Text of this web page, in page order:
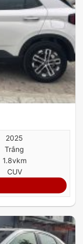
2025
Trắng
1.8vkm
CUV